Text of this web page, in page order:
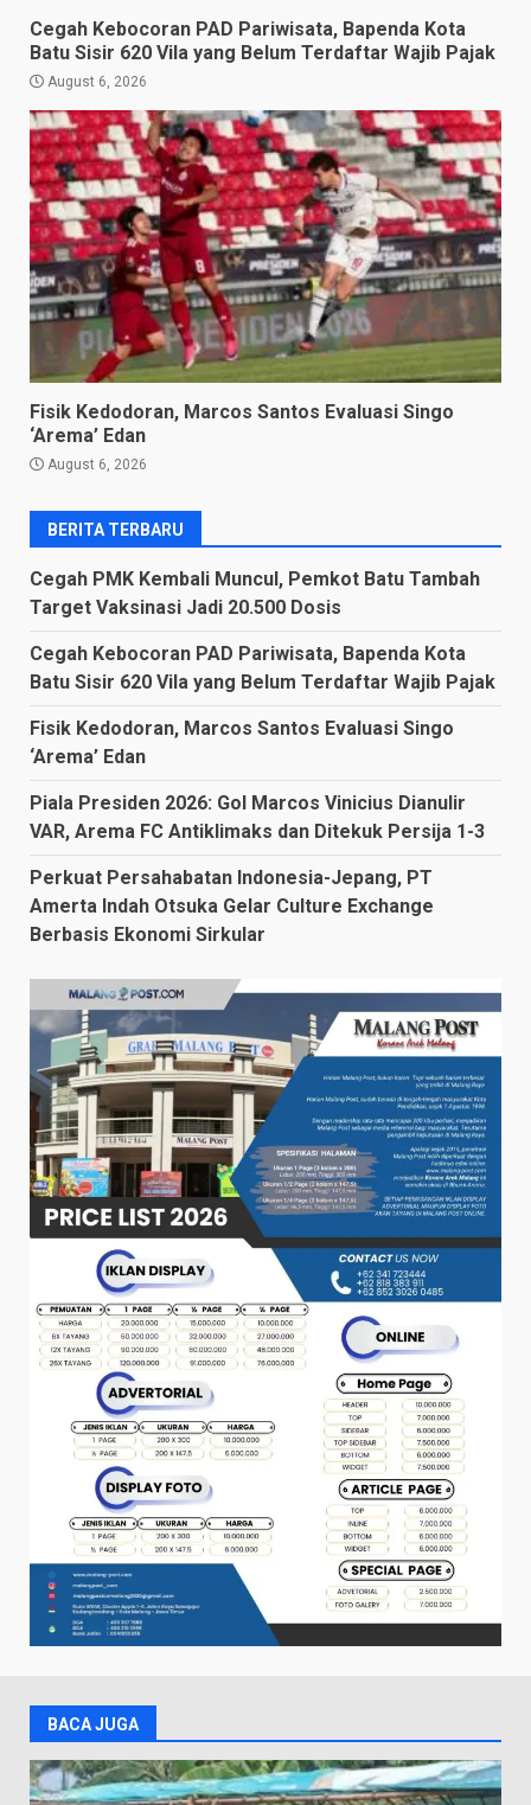
Cegah Kebocoran PAD Pariwisata, Bapenda Kota
Batu Sisir 620 Vila yang Belum Terdaftar Wajib Pajak
August 6, 2026
Fisik Kedodoran, Marcos Santos Evaluasi Singo
‘Arema’ Edan
August 6, 2026
BERITA TERBARU
Cegah PMK Kembali Muncul, Pemkot Batu Tambah
Target Vaksinasi Jadi 20.500 Dosis
Cegah Kebocoran PAD Pariwisata, Bapenda Kota
Batu Sisir 620 Vila yang Belum Terdaftar Wajib Pajak
Fisik Kedodoran, Marcos Santos Evaluasi Singo
‘Arema’ Edan
Piala Presiden 2026: Gol Marcos Vinicius Dianulir
VAR, Arema FC Antiklimaks dan Ditekuk Persija 1-3
Perkuat Persahabatan Indonesia-Jepang, PT
Amerta Indah Otsuka Gelar Culture Exchange
Berbasis Ekonomi Sirkular
BACA JUGA